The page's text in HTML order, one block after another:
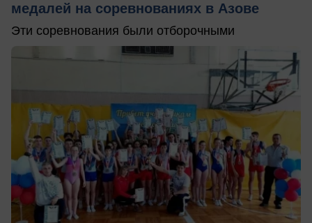
медалей на соревнованиях в Азове
Эти соревнования были отборочными